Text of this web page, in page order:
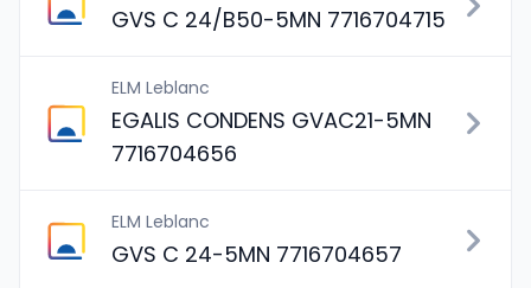
GVS C 24/B50-5MN 7716704715
ELM Leblanc
EGALIS CONDENS GVAC21-5MN
7716704656
ELM Leblanc
GVS C 24-5MN 7716704657